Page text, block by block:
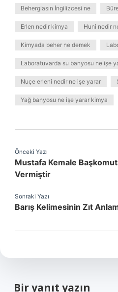
Beherglasın İngilizcesi ne
Erlen nedir kimya Huni nedir
Kimyada beher ne demek
Laboratuvarda su banyosu ne işe
Nuçe erleni nedir ne işe yarar
Yağ banyosu ne işe yarar kimya
Önceki Yazı
Mustafa Kemale
Vermiştir
Sonraki Yazı
Barış Kelimesinin Zıt
Bir yanıt yazın